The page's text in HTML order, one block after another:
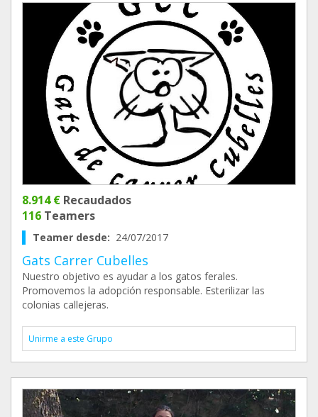
8.914 € Recaudados
116 Teamers
Teamer desde: 24/07/2017
Gats Carrer Cubelles
Nuestro objetivo es ayudar a los gatos ferales.
Promovemos la adopción responsable. Esterilizar las
colonias callejeras.
Unirme a este Grupo